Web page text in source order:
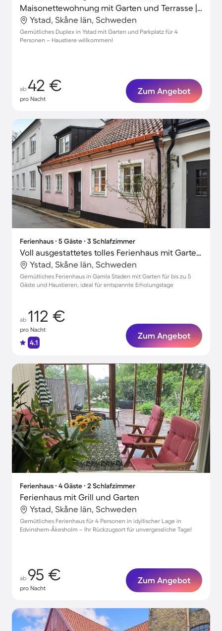
Maisonettewohnung mit Garten und Terrasse | Naturblick
Ystad, Skåne län, Schweden
Gemütliches Duplex in Ystad mit Garten und Parkplatz für 4
Personen – Haustiere willkommen!
ab 42 €
pro Nacht
Zum Angebot
Ferienhaus ∙ 5 Gäste ∙ 3 Schlafzimmer
Voll ausgestattetes tolles Ferienhaus mit Garten und Terrasse | Haustiere sind willkommen
Ystad, Skåne län, Schweden
Gemütliches Ferienhaus in Gamla Staden mit Garten für bis zu 5
Gäste und Haustieren, ideal für entspannte Erholungstage
ab 112 €
pro Nacht
4.1
Zum Angebot
Ferienhaus ∙ 4 Gäste ∙ 2 Schlafzimmer
Ferienhaus mit Grill und Garten
Ystad, Skåne län, Schweden
Gemütliches Ferienhaus für 4 Personen in idyllischer Lage in
Edvinshem-Åkesholm – Ihr Rückzugsort für unvergessliche Tage!
ab 95 €
pro Nacht
Zum Angebot